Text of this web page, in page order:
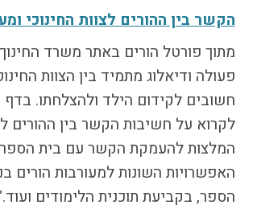
הבחירות לרשויות
המקומיות
הכשרת הורים
לאקטיביזם בחינוך
התארגנויות הורים –
משמר הורים וקהילות
חינוך חילוניות יישוביות
עבודה עם מורים
הקשר בין ההורים לצוות החינוכי
מתוך פורטל הורים באתר משרד
פעולה ודיאלוג מתמיד בין הצוות
חשובים לקידום הילד ולהצלחתו. בדף
לקרוא על חשיבות הקשר בין ההורים
המלצות להעמקת הקשר עם בית הספר
האפשרויות השונות למעורבות הורים
הספר, בקביעת תוכנית הלימודים